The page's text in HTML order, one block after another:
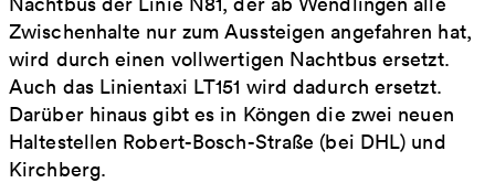
Zwischenhalte nur zum Aussteigen angefahren hat,
wird durch einen vollwertigen Nachtbus ersetzt.
Auch das Linientaxi LT151 wird dadurch ersetzt.
Darüber hinaus gibt es in Köngen die zwei neuen
Haltestellen Robert-Bosch-Straße (bei DHL) und
Kirchberg.